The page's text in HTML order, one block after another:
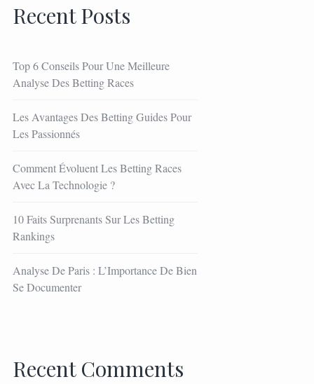
Recent Posts
Top 6 Conseils Pour Une Meilleure
Analyse Des Betting Races
Les Avantages Des Betting Guides Pour
Les Passionnés
Comment Évoluent Les Betting Races
Avec La Technologie ?
10 Faits Surprenants Sur Les Betting
Rankings
Analyse De Paris : L’Importance De Bien
Se Documenter
Recent Comments